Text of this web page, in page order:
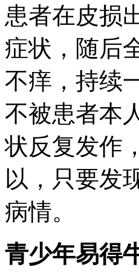
患者在皮损
症状，随后
不痒，持续
不被患者本
状反复发作
以，只要发
病情。
青少年易得